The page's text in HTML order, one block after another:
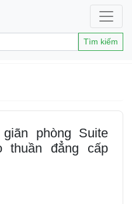
Tìm kiếm
phòng Suite
thuần đẳng cấp